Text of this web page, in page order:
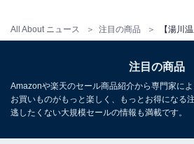
All About ニュース 注目の商品
※掲載されている情報は記事公開
また、記事中の宿泊プランを予約
オールアバウトに還元されること
注目の商品
Amazonや楽天のセール商品紹介から専門家に
お買いものがもっと楽しく、もっとお得になる
逃したくない大規模セールの情報も満載です。